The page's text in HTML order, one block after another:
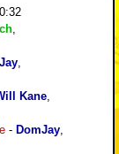
Kane
- DomJay